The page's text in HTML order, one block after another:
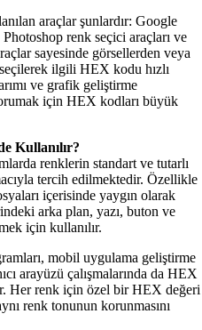
araçlar şunlardır: Google
renk seçici araçları ve
sayesinde görsellerden veya
ilgili HEX kodu hızlı
ve grafik geliştirme
için HEX kodları büyük
Kullanılır?
renklerin standart ve tutarlı
tercih edilmektedir. Özellikle
içerisinde yaygın olarak
arka plan, yazı, buton ve
için kullanılır.
mobil uygulama geliştirme
arayüzü çalışmalarında da HEX
Her renk için özel bir HEX değeri
renk tonunun korunmasını